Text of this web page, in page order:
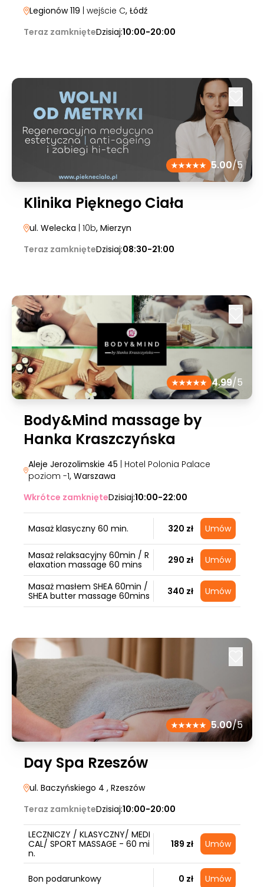
Legionów 119 | wejście C, Łódź
Teraz zamknięteDzisiaj:10:00-20:00
5.00/5
Klinika Pięknego Ciała
ul. Welecka | 10b, Mierzyn
Teraz zamknięteDzisiaj:08:30-21:00
4.99/5
Body&Mind massage by
Hanka Kraszczyńska
Aleje Jerozolimskie 45 | Hotel Polonia Palace
poziom -1, Warszawa
Wkrótce zamknięteDzisiaj:10:00-22:00
Masaż klasyczny 60 min. 320 zł Umów
Masaż relaksacyjny 60min / R
elaxation massage 60 mins
290 zł Umów
Masaż masłem SHEA 60min /
SHEA butter massage 60mins
340 zł Umów
5.00/5
Day Spa Rzeszów
ul. Baczyńskiego 4 , Rzeszów
Teraz zamknięteDzisiaj:10:00-20:00
LECZNICZY / KLASYCZNY/ MEDI
CAL/ SPORT MASSAGE - 60 mi
n.
189 zł Umów
Bon podarunkowy 0 zł Umów